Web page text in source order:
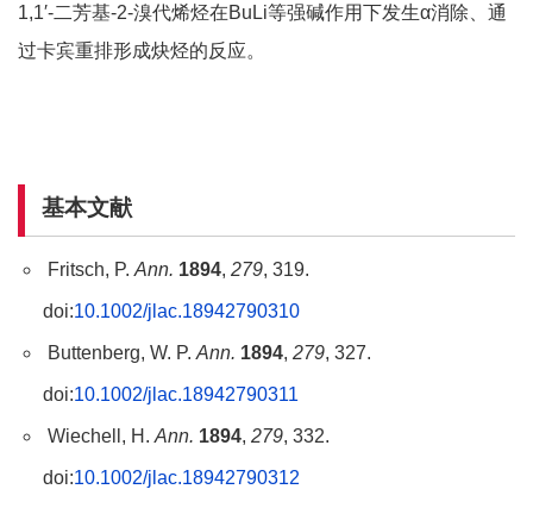
1,1′-二芳基-2-溴代烯烃在BuLi等强碱作用下发生α消除、通
过卡宾重排形成炔烃的反应。
基本文献
Fritsch, P. Ann. 1894, 279, 319.
doi:10.1002/jlac.18942790310
Buttenberg, W. P. Ann. 1894, 279, 327.
doi:10.1002/jlac.18942790311
Wiechell, H. Ann. 1894, 279, 332.
doi:10.1002/jlac.18942790312